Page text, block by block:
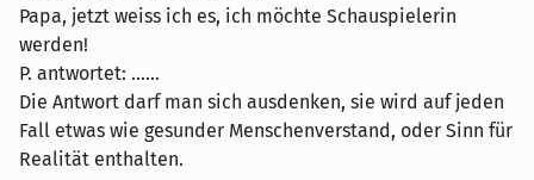
Papa, jetzt weiss ich es, ich möchte Schauspielerin
werden!
P. antwortet: ......
Die Antwort darf man sich ausdenken, sie wird auf jeden
Fall etwas wie gesunder Menschenverstand, oder Sinn für
Realität enthalten.